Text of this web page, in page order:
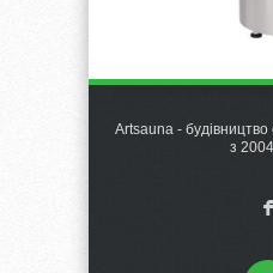
Artsauna - будівництво
з
F